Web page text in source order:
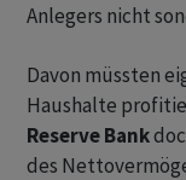
Anlegers nicht
Davon müssten
Haushalte
Reserve Bank
des